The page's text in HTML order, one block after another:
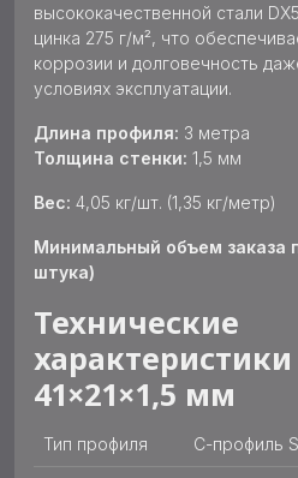
высококачественной стали
цинка 275 г/м², что
коррозии и долговечность
условиях эксплуатации.
Длина профиля: 3 метра
Толщина стенки: 1,5 мм
Вес: 4,05 кг/шт. (1,35 кг/метр)
Минимальный объем заказа
штука)
Технические
41×21×1,5 мм
Тип профиля С-профиль